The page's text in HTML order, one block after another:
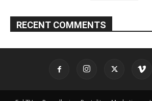
RECENT COMMENTS